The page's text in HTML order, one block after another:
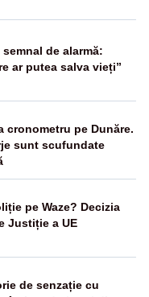
de alarmă:
ar putea salva vieți”
cronometru pe Dunăre.
sunt scufundate
pe Waze? Decizia
Justiție a UE
de senzație cu